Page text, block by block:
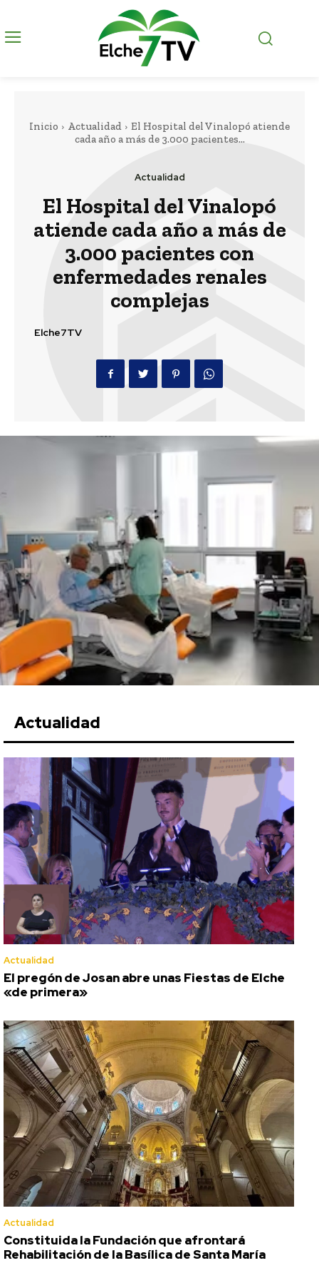
Inicio Actualidad
El Hospital del Vinalopó atiende
cada año a más de 3.000 pacientes...
Actualidad
El Hospital del Vinalopó
atiende cada año a más de
3.000 pacientes con
enfermedades renales
complejas
Elche7TV
Actualidad
Actualidad
El pregón de Josan abre unas Fiestas de Elche
«de primera»
Actualidad
Constituida la Fundación que afrontará
Rehabilitación de la Basílica de Santa María